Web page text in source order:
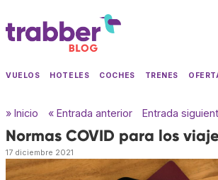
VUELOS HOTELES COCHES TRENES
» Inicio « Entrada anterior Entrada
Normas COVID para los
17 diciembre 2021